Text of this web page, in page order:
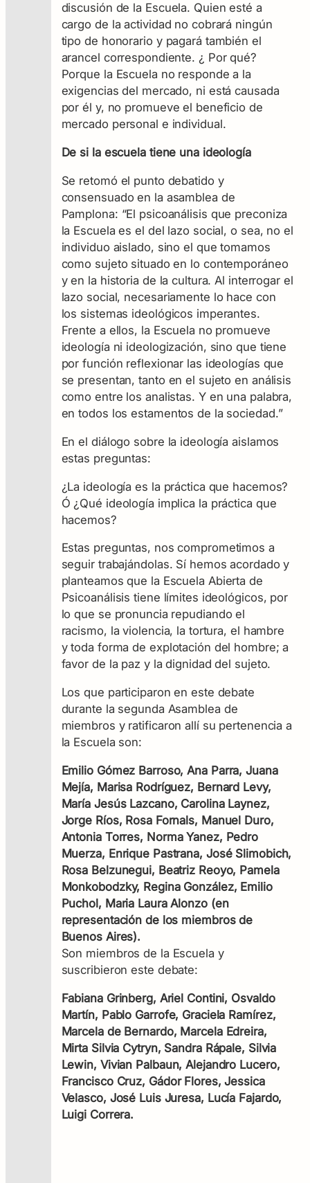
discusión de la Escuela. Quien esté a
cargo de la actividad no cobrará ningún
tipo de honorario y pagará también el
arancel correspondiente. ¿ Por qué?
Porque la Escuela no responde a la
exigencias del mercado, ni está causada
por él y, no promueve el beneficio de
mercado personal e individual.
De si la escuela tiene una ideología
Se retomó el punto debatido y
consensuado en la asamblea de
Pamplona: “El psicoanálisis que preconiza
la Escuela es el del lazo social, o sea, no el
individuo aislado, sino el que tomamos
como sujeto situado en lo contemporáneo
y en la historia de la cultura. Al interrogar el
lazo social, necesariamente lo hace con
los sistemas ideológicos imperantes.
Frente a ellos, la Escuela no promueve
ideología ni ideologización, sino que tiene
por función reflexionar las ideologías que
se presentan, tanto en el sujeto en análisis
como entre los analistas. Y en una palabra,
en todos los estamentos de la sociedad.”
En el diálogo sobre la ideología aislamos
estas preguntas:
¿La ideología es la práctica que hacemos?
Ó ¿Qué ideología implica la práctica que
hacemos?
Estas preguntas, nos comprometimos a
seguir trabajándolas. Sí hemos acordado y
planteamos que la Escuela Abierta de
Psicoanálisis tiene límites ideológicos, por
lo que se pronuncia repudiando el
racismo, la violencia, la tortura, el hambre
y toda forma de explotación del hombre; a
favor de la paz y la dignidad del sujeto.
Los que participaron en este debate
durante la segunda Asamblea de
miembros y ratificaron allí su pertenencia a
la Escuela son:
Emilio Gómez Barroso, Ana Parra, Juana
Mejía, Marisa Rodríguez, Bernard Levy,
María Jesús Lazcano, Carolina Laynez,
Jorge Ríos, Rosa Fornals, Manuel Duro,
Antonia Torres, Norma Yanez, Pedro
Muerza, Enrique Pastrana, José Slimobich,
Rosa Belzunegui, Beatriz Reoyo, Pamela
Monkobodzky, Regina González, Emilio
Puchol, Maria Laura Alonzo (en
representación de los miembros de
Buenos Aires).
Son miembros de la Escuela y
suscribieron este debate:
Fabiana Grinberg, Ariel Contini, Osvaldo
Martín, Pablo Garrofe, Graciela Ramírez,
Marcela de Bernardo, Marcela Edreira,
Mirta Silvia Cytryn, Sandra Rápale, Silvia
Lewin, Vivian Palbaun, Alejandro Lucero,
Francisco Cruz, Gádor Flores, Jessica
Velasco, José Luis Juresa, Lucía Fajardo,
Luigi Correra.